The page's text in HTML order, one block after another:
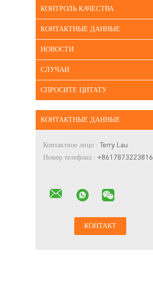
КОНТРОЛЬ КАЧЕСТВА
КОНТАКТНЫЕ ДАННЫЕ
НОВОСТИ
СЛУЧАИ
СПРОСИТЕ ЦИТАТУ
КОНТАКТНЫЕ ДАННЫЕ
Контактное лицо : Terry Lau
Номер телефона : +8617873223816